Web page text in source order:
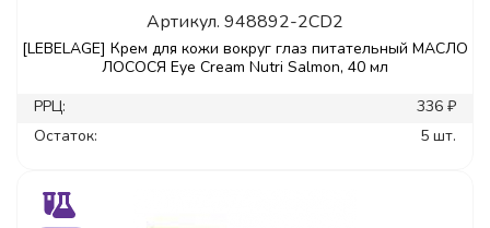
Артикул. 948892-2CD2
[LEBELAGE] Крем для кожи вокруг глаз питательный МАСЛО
ЛОСОСЯ Eye Cream Nutri Salmon, 40 мл
РРЦ:
336 ₽
Остаток:
5 шт.